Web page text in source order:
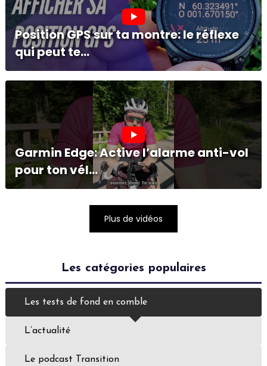
Position GPS sur ta montre: le réflexe
qui peut te...
Garmin Edge: Active l’alarme anti-vol
pour ton vél...
Plus de vidéos
Les catégories populaires
Les tests de fond en comble
L’actualité
Le podcast Transition